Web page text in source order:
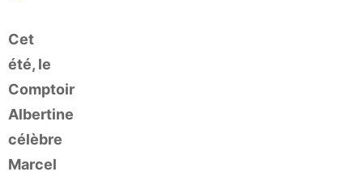
Cet
été, le
Comptoir
Albertine
célèbre
Marcel